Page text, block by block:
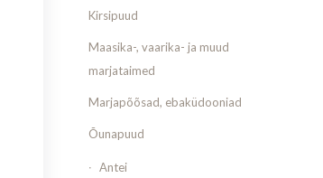
Kirsipuud
Maasika-, vaarika- ja muud
marjataimed
Marjapõõsad, ebaküdooniad
Õunapuud
Antei